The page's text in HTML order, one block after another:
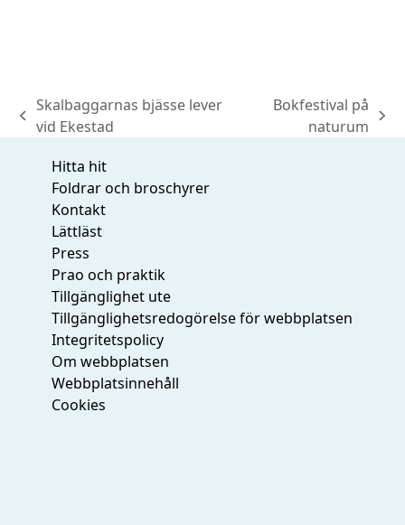
previous
Skalbaggarnas bjässe lever
vid Ekestad
Bokfestival på
naturum
Hitta hit
Foldrar och broschyrer
Kontakt
Lättläst
Press
Prao och praktik
Tillgänglighet ute
Tillgänglighetsredogörelse för webbplatsen
Integritetspolicy
Om webbplatsen
Webbplatsinnehåll
Cookies